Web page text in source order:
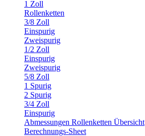
1 Zoll
Rollenketten
3/8 Zoll
Einspurig
Zweispurig
1/2 Zoll
Einspurig
Zweispurig
5/8 Zoll
1 Spurig
2 Spurig
3/4 Zoll
Einspurig
Abmessungen Rollenketten Übersicht
Berechnungs-Sheet